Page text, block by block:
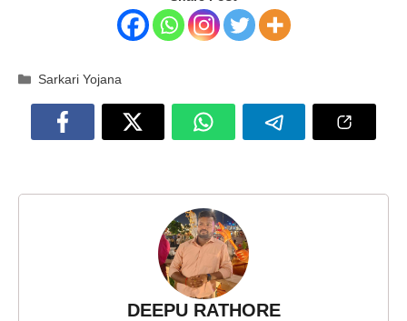
Categories
Sarkari Yojana
DEEPU RATHORE